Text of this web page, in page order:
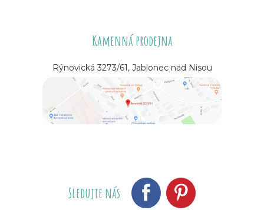
Kamenná prodejna
Rýnovická 3273/61, Jablonec nad Nisou
Sledujte nás